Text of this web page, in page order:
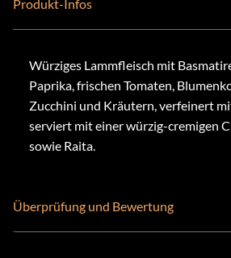
Produkt-Infos
Würziges Lammfleisch mit
Paprika, frischen Tomaten,
Zucchini und Kräutern, verfeinert
serviert mit einer würzig-cremigen
sowie Raita.
Überprüfung und Bewertung